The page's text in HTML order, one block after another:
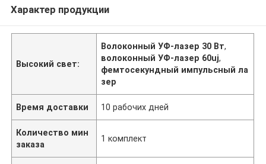
Характер продукции
Высокий свет:
Волоконный УФ-лазер 30 Вт,
волоконный УФ-лазер 60uj,
фемтосекундный импульсный ла
зер
Время доставки 10 рабочих дней
Количество мин
заказа
1 комплект